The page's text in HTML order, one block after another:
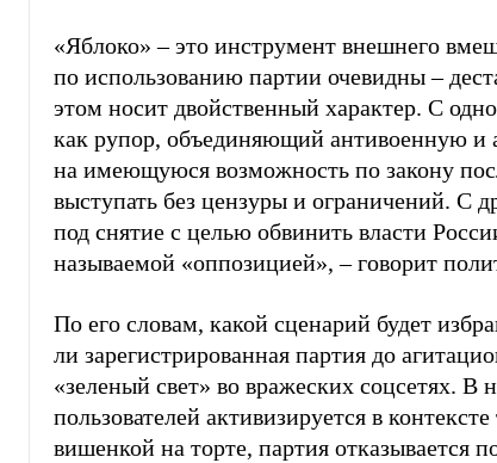
«Яблоко» – это инструмент внешнего
по использованию партии очевидны –
этом носит двойственный характер. С
как рупор, объединяющий антивоенную и
на имеющуюся возможность по закону
выступать без цензуры и ограничений. С
под снятие с целью обвинить власти
называемой «оппозицией», – говорит
По его словам, какой сценарий будет
ли зарегистрированная партия до
«зеленый свет» во вражеских соцсетях. В
пользователей активизируется в
вишенкой на торте, партия отказывается